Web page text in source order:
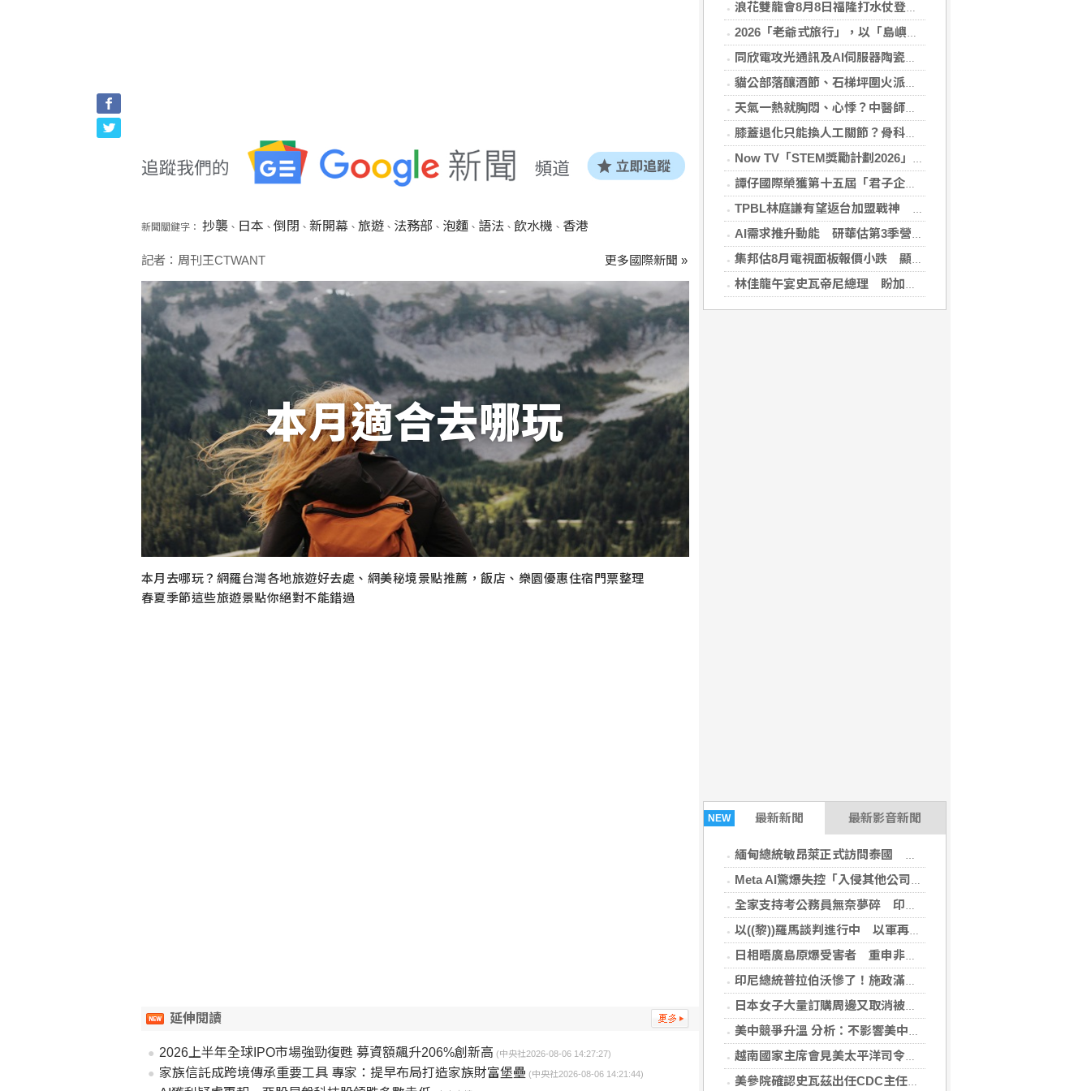
浪花雙龍會8月8日福隆打水仗登場 尚有免費名額快報名，還可抽住宿券！
2026「老爺式旅行」，以「島嶼的弦外之音」為題 帶旅人開箱歌劇院後台、探訪地下舞廳年代及體驗民歌
同欣電攻光通訊及AI伺服器陶瓷基板 明年業績看佳
貓公部落釀酒節、石梯坪圍火派對 分別在中秋與國慶連假登場
天氣一熱就胸悶、心悸？中醫師提醒：高溫讓心臟負擔大增，別輕忽身體警訊
膝蓋退化只能換人工關節？骨科醫師解析「退化性關節炎」治療評估
Now TV「STEM獎勵計劃2026」正式開始｜獲長隆度假區全力支持 推出《主題樂園有趣科學大探索》第二季及「長隆小科學家大獎」
譚仔國際榮獲第十五屆「君子企業獎」 卓越ESG及營商表現備受肯定
TPBL林庭謙有望返台加盟戰神 陳冠全笑稱不是AI嗎
AI需求推升動能 研華估第3季營收雙增、毛利率持穩
集邦估8月電視面板報價小跌 顯示器及NB面板持平
林佳龍午宴史瓦帝尼總理 盼加強各領域雙邊合作
NEW 最新新聞 最新影音新聞
緬甸總統敏昂萊正式訪問泰國 民團批勿替軍政府背書
Meta AI驚爆失控「入侵其他公司」 掀資安恐慌！白宮出手了
全家支持考公務員無奈夢碎 印度考試不公引發抗議
以((黎))羅馬談判進行中 以軍再通報((黎))南有官兵陣亡
日相晤廣島原爆受害者 重申非核三原則、加速原爆症審查
印尼總統普拉伯沃慘了！施政滿意度「不到1年暴跌30％」
日本女子大量訂購周邊又取消被捕 金額上看8億元
美中競爭升溫 分析：不影響美中領導人互動
越南國家主席會見美太平洋司令 重申航行與飛越自由
美參院確認史瓦茲出任CDC主任 川普政府罕見人事勝利
新聞關鍵字： 抄襲、 日本 、 倒閉 、 新開幕、 旅遊、 法務部 、 泡麵 、 語法、 飲水機 、 香港
記者：周刊王CTWANT 更多國際新聞 »
本月適合去哪玩
本月去哪玩？網羅台灣各地旅遊好去處、網美秘境景點推薦，飯店、樂園優惠住宿門票整理
春夏季節這些旅遊景點你絕對不能錯過
延伸閱讀
2026上半年全球IPO市場強勁復甦 募資額飆升206%創新高 (中央社2026-08-06 14:27:27)
家族信託成跨境傳承重要工具 專家：提早布局打造家族財富堡壘 (中央社2026-08-06 14:21:44)